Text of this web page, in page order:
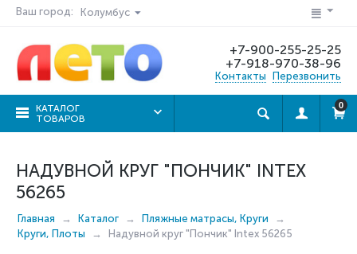
Ваш город: Колумбус
+7-900-255-25-25
+7-918-970-38-96
Контакты Перезвонить
КАТАЛОГ
ТОВАРОВ
0
НАДУВНОЙ КРУГ "ПОНЧИК" INTEX
56265
Главная Каталог
Пляжные матрасы, Круги
Круги, Плоты
Надувной круг "Пончик" Intex 56265